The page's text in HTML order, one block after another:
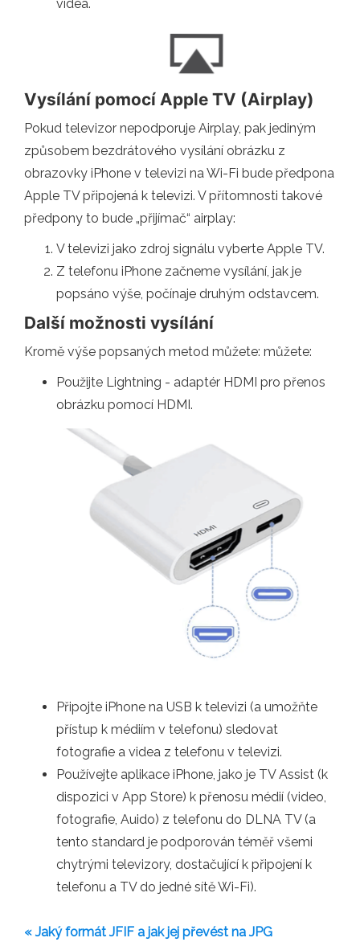
videa.
Vysílání pomocí Apple TV (Airplay)
Pokud televizor nepodporuje Airplay, pak jediným
způsobem bezdrátového vysílání obrázku z
obrazovky iPhone v televizi na Wi-Fi bude předpona
Apple TV připojená k televizi. V přítomnosti takové
předpony to bude „přijímač“ airplay:
V televizi jako zdroj signálu vyberte Apple TV.
Z telefonu iPhone začneme vysílání, jak je
popsáno výše, počínaje druhým odstavcem.
Další možnosti vysílání
Kromě výše popsaných metod můžete: můžete:
Použijte Lightning - adaptér HDMI pro přenos
obrázku pomocí HDMI.
Připojte iPhone na USB k televizi (a umožňte
přístup k médiím v telefonu) sledovat
fotografie a videa z telefonu v televizi.
Používejte aplikace iPhone, jako je TV Assist (k
dispozici v App Store) k přenosu médií (video,
fotografie, Auido) z telefonu do DLNA TV (a
tento standard je podporován téměř všemi
chytrými televizory, dostačující k připojení k
telefonu a TV do jedné sítě Wi-Fi).
« Jaký formát JFIF a jak jej převést na JPG